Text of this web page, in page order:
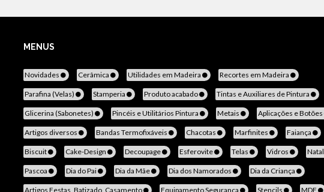
MENUS
Novidades Cerâmica Utilidades em Madeira Recortes em Madeira
Parafina (Velas) Stamperia Produto acabado Tintas e Auxiliares de Pintura
Glicerina (Sabonetes) Pincéis e Utilitários Pintura Metais Aplicações e Botões
Artigos diversos Bandas Termofixáveis Chacotas Marfinites Faiança
Biscuit Cake-Design Decoupage Esferovite Telas Vidros Natal
Pascoa Dia do Pai Dia da Mãe Dia dos Namorados Dia da Criança
Artigos Festas, Batizado, Casamento Equipamento Segurança Stencils MDF